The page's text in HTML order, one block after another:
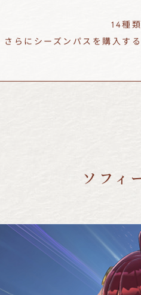
14種
さらにシーズンパスを購入す
ソフィ